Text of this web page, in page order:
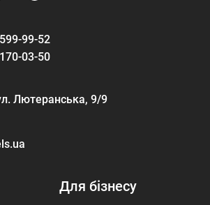
99-52
03-50
Лютеранська, 9/9
Для бізнесу